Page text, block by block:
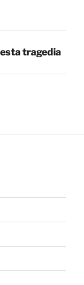
tragedia